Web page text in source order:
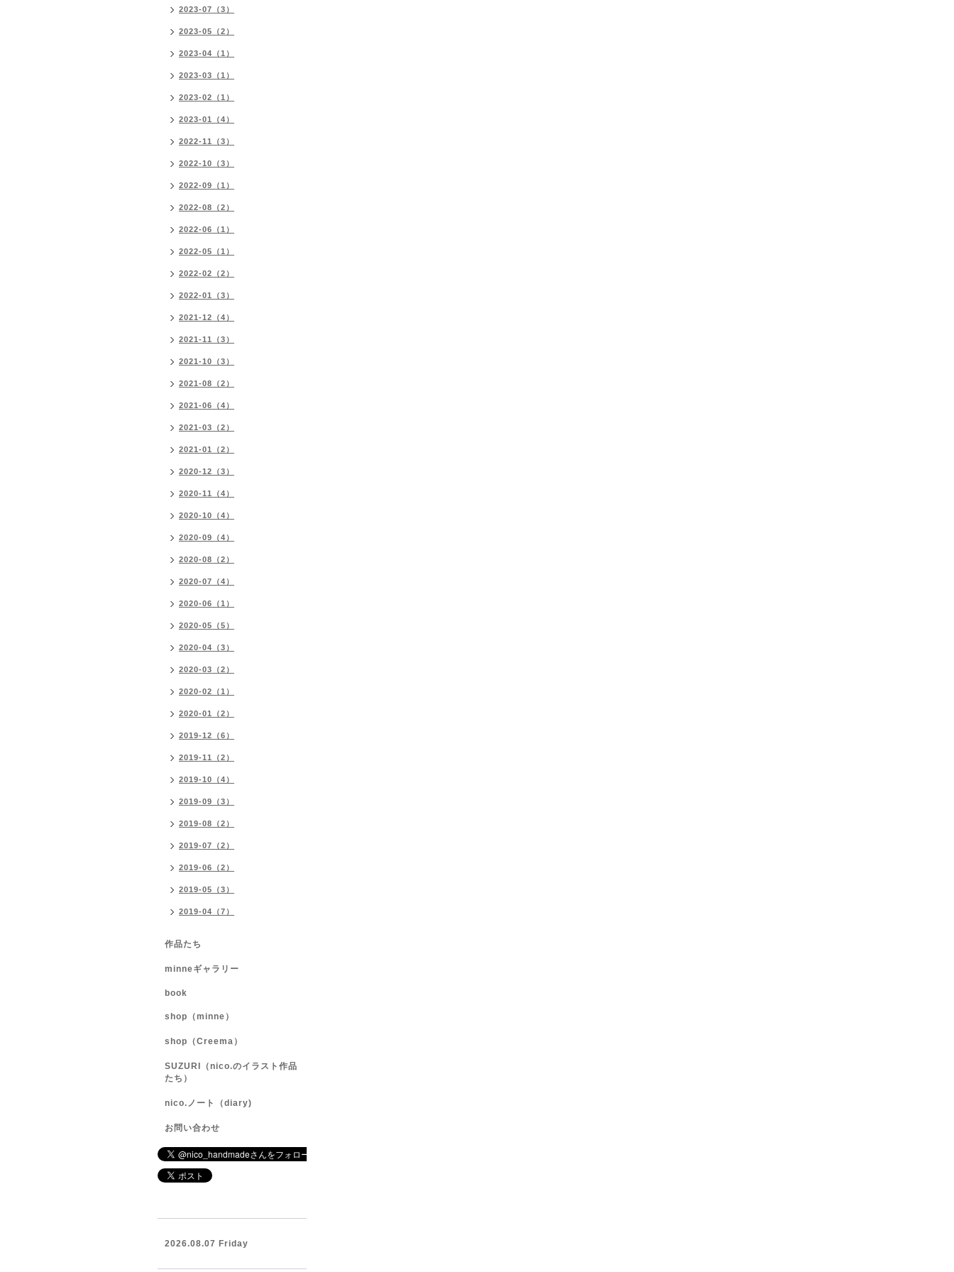
2023-07（3）
2023-05（2）
2023-04（1）
2023-03（1）
2023-02（1）
2023-01（4）
2022-11（3）
2022-10（3）
2022-09（1）
2022-08（2）
2022-06（1）
2022-05（1）
2022-02（2）
2022-01（3）
2021-12（4）
2021-11（3）
2021-10（3）
2021-08（2）
2021-06（4）
2021-03（2）
2021-01（2）
2020-12（3）
2020-11（4）
2020-10（4）
2020-09（4）
2020-08（2）
2020-07（4）
2020-06（1）
2020-05（5）
2020-04（3）
2020-03（2）
2020-02（1）
2020-01（2）
2019-12（6）
2019-11（2）
2019-10（4）
2019-09（3）
2019-08（2）
2019-07（2）
2019-06（2）
2019-05（3）
2019-04（7）
作品たち
minneギャラリー
book
shop（minne）
shop（Creema）
SUZURI（nico.のイラスト作品
たち）
nico.ノート（diary)
お問い合わせ
2026.08.07 Friday